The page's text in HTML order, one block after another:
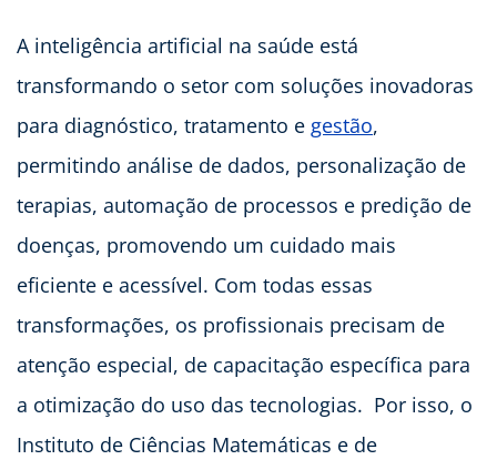
A inteligência artificial na saúde está
transformando o setor com soluções inovadoras
para diagnóstico, tratamento e gestão,
permitindo análise de dados, personalização de
terapias, automação de processos e predição de
doenças, promovendo um cuidado mais
eficiente e acessível. Com todas essas
transformações, os profissionais precisam de
atenção especial, de capacitação específica para
a otimização do uso das tecnologias. Por isso, o
Instituto de Ciências Matemáticas e de